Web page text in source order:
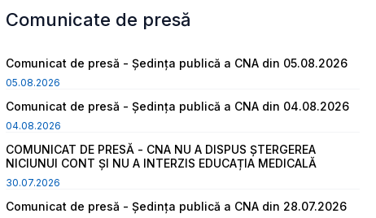
Comunicate de presă
Comunicat de presă - Ședința publică a CNA din 05.08.2026
05.08.2026
Comunicat de presă - Ședința publică a CNA din 04.08.2026
04.08.2026
COMUNICAT DE PRESĂ - CNA NU A DISPUS ȘTERGEREA
NICIUNUI CONT ȘI NU A INTERZIS EDUCAȚIA MEDICALĂ
30.07.2026
Comunicat de presă - Ședința publică a CNA din 28.07.2026